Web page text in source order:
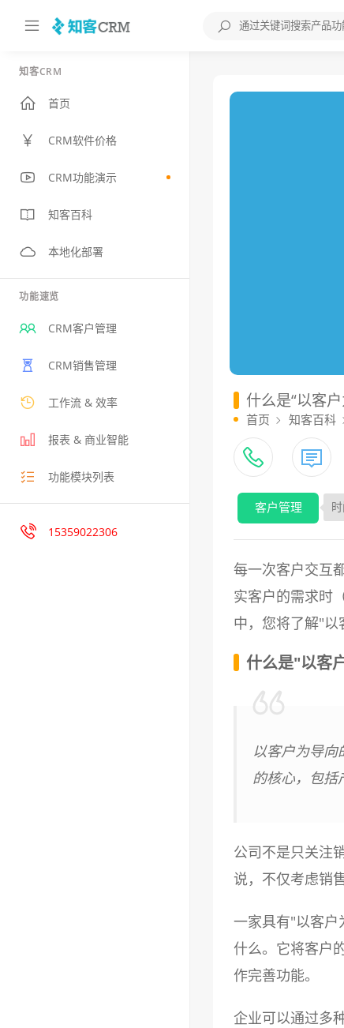
知客CRM
首页
CRM软件价格
CRM功能演示
知客百科
本地化部署
功能速览
CRM客户管理
CRM销售管理
工作流 & 效率
报表 & 商业智能
功能模块列表
15359022306
什么是“以客
首页 知客百科
客户管理
每一次客户交互
实客户的需求时
中，您将了解"以
什么是"以客
以客户为导
的核心，包括
公司不是只关注
说，不仅考虑销
一家具有"以客户
什么。它将客户
作完善功能。
企业可以通过多